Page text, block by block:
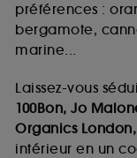
préférences :
bergamote,
marine...
Laissez-vous
100Bon, Jo
Organics London,
intérieur en un